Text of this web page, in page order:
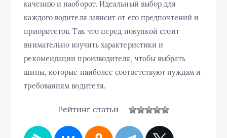
качению и наоборот. Идеальный выбор для
каждого водителя зависит от его предпочтений и
приоритетов. Так что перед покупкой стоит
внимательно изучить характеристики и
рекомендации производителя, чтобы выбрать
шины, которые наиболее соответствуют нуждам и
требованиям водителя.
Рейтинг статьи